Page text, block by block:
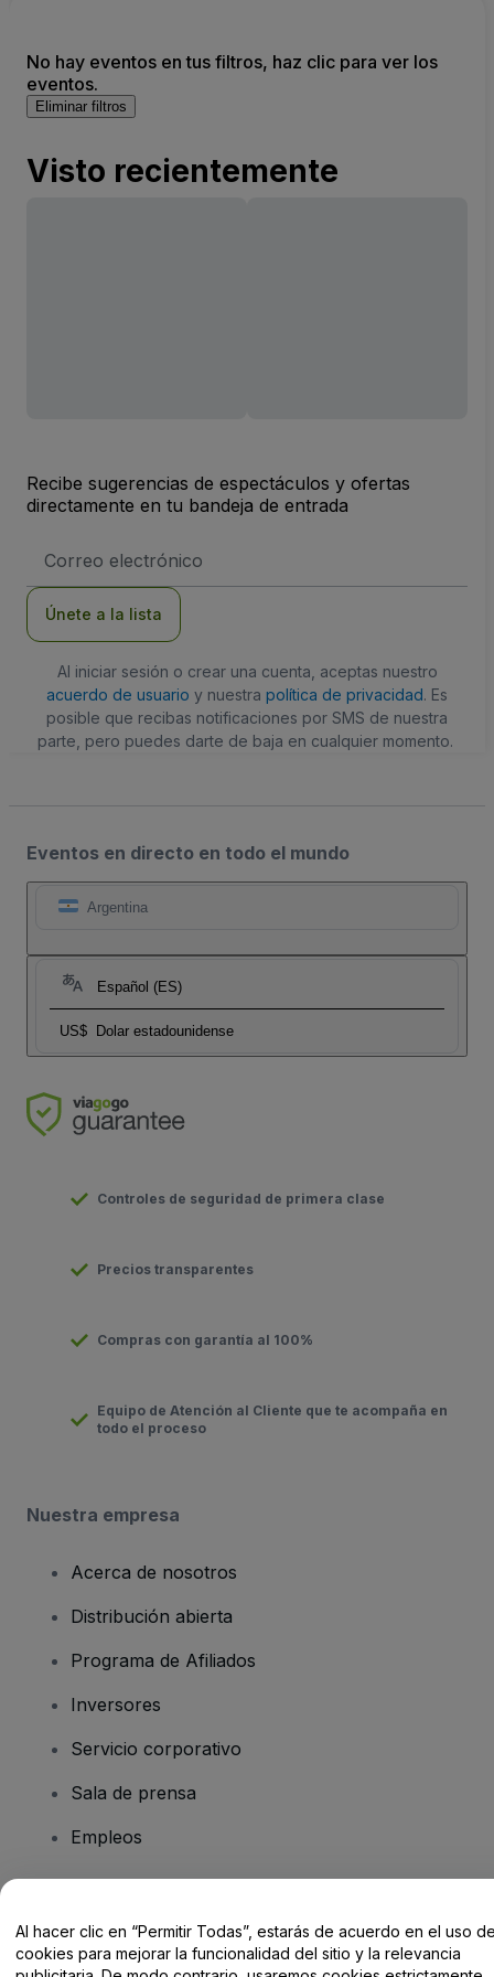
No hay eventos en tus filtros, haz clic para ver los
eventos.
Eliminar filtros
Visto recientemente
Recibe sugerencias de espectáculos y ofertas
directamente en tu bandeja de entrada
de
Únete a la lista
Al iniciar sesión o crear una cuenta, aceptas nuestro
acuerdo de usuario y nuestra política de privacidad. Es
posible que recibas notificaciones por SMS de nuestra
parte, pero puedes darte de baja en cualquier momento.
Eventos en directo en todo el mundo
Argentina
Español (ES)
US$ Dolar estadounidense
Controles de seguridad de primera clase
Precios transparentes
Compras con garantía al 100%
Equipo de Atención al Cliente que te acompaña en
todo el proceso
Nuestra empresa
Acerca de nosotros
Distribución abierta
Programa de Afiliados
Inversores
Servicio corporativo
Sala de prensa
Empleos
Centro de Ayuda / Contacto
Al hacer clic en “Permitir Todas”, estarás de acuerdo en el uso
cookies para mejorar la funcionalidad del sitio y la relevancia